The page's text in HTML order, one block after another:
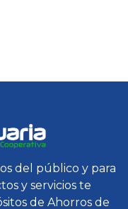
del público y para
y servicios te
de Ahorros de